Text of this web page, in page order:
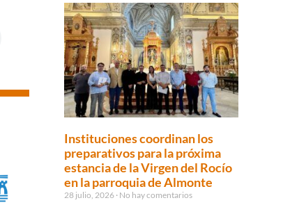
Instituciones coordinan los
preparativos para la próxima
estancia de la Virgen del Rocío
en la parroquia de Almonte
28 julio, 2026 No hay comentarios